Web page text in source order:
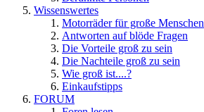
Wissenswertes
Motorräder für große Menschen
Antworten auf blöde Fragen
Die Vorteile groß zu sein
Die Nachteile groß zu sein
Wie groß ist....?
Einkaufstipps
FORUM